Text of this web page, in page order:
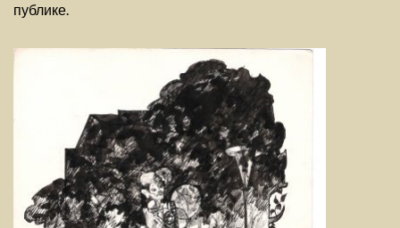
публике.